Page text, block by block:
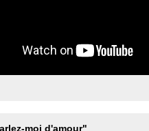
moi d'amour"